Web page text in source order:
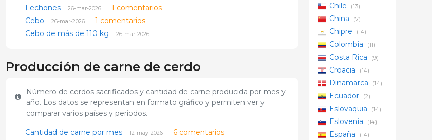
Lechones
26-mar-2026
1 comentarios
Cebo
26-mar-2026
1 comentarios
Cebo de más de 110 kg
26-mar-2026
Producción de carne de cerdo
Número de cerdos sacrificados y cantidad de carne producida por mes y
año. Los datos se representan en formato gráfico y permiten ver y
comparar varios países y periodos.
Cantidad de carne por mes 12-may-2026
6 comentarios
Chile (13)
China (7)
Chipre (14)
Colombia (11)
Costa Rica (9)
Croacia (14)
Dinamarca (14)
Ecuador (2)
Eslovaquia (14)
Eslovenia (14)
España (14)